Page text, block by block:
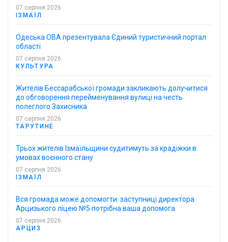
07 серпня 2026
ІЗМАЇЛ
Одеська ОВА презентувала Єдиний туристичний портал
області
07 серпня 2026
КУЛЬТУРА
Жителів Бессарабської громади закликають долучитися
до обговорення перейменування вулиці на честь
полеглого Захисника
07 серпня 2026
ТАРУТИНЕ
Трьох жителів Ізмаїльщини судитимуть за крадіжки в
умовах воєнного стану
07 серпня 2026
ІЗМАЇЛ
Вся громада може допомогти: заступниці директора
Арцизького ліцею №5 потрібна ваша допомога
07 серпня 2026
АРЦИЗ